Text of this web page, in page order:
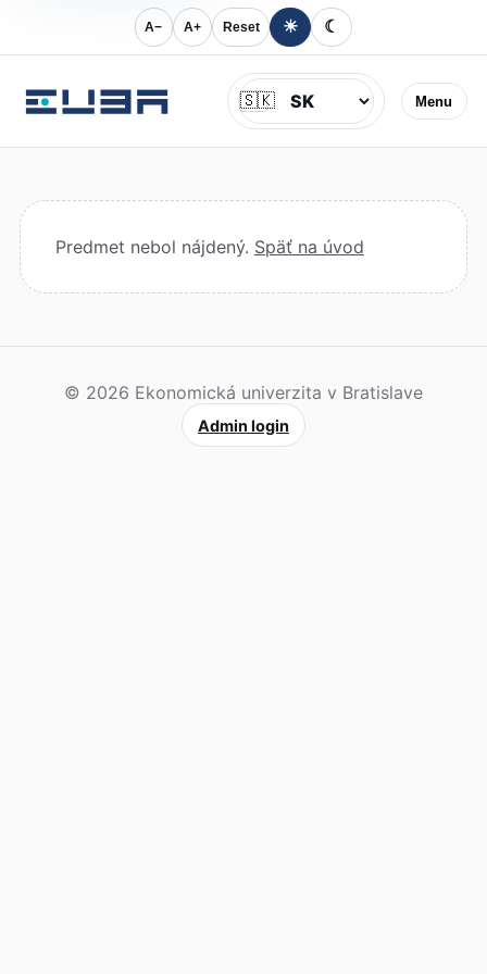
A− A+ Reset ☀ ☾
Menu
Jazyk
🇸🇰
Predmet nebol nájdený. Späť na úvod
© 2026 Ekonomická univerzita v Bratislave
Admin login